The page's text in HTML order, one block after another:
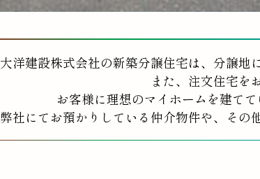
大洋建設株式会社の新築分譲住宅は、分譲地
また、注文住宅を
お客様に理想のマイホームを建て
弊社にてお預かりしている仲介物件や、その